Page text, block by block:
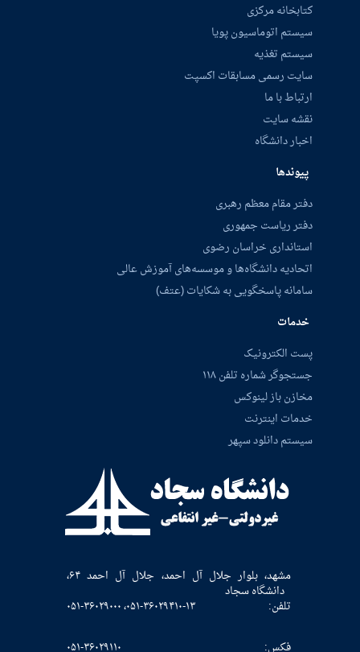
کتابخانه مرکزی
سیستم اتوماسیون پویا
سیستم تغذیه
سایت رسمی مسابقات اکسپت
ارتباط با ما
نقشه سایت
اخبار دانشگاه
پیوندها
دفتر مقام معظم رهبری
دفتر ریاست جمهوری
استانداری خراسان رضوی
اتحادیه دانشگاه‌ها و موسسه‌های آموزش عالی
سامانه پاسخگویی به شکایات (عتف)
خدمات
پست الکترونیک
جستجوگر شماره تلفن ۱۱۸
مخازن باز لینوکس
خدمات اینترنت
سیستم دانلود سپهر
مشهد، بلوار جلال آل احمد، جلال آل احمد ۶۴،
دانشگاه سجاد
تلفن: ۰۵۱-۳۶۰۲۹۴۱۰-۱۳، ۰۵۱-۳۶۰۲۹۰۰۰
فکس: ۰۵۱-۳۶۰۲۹۱۱۰